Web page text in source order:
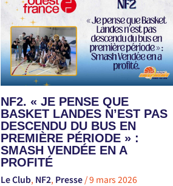
NF2. « JE PENSE QUE
BASKET LANDES N’EST PAS
DESCENDU DU BUS EN
PREMIÈRE PÉRIODE » :
SMASH VENDÉE EN A
PROFITÉ
Le Club, NF2, Presse /9 mars 2026